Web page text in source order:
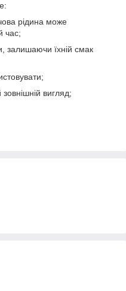
рідина може
час;
залишаючи їхній смак
вигляд;